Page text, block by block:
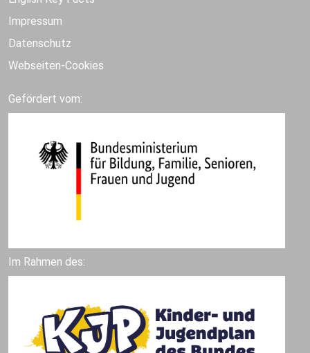
Impressum
Datenschutz
Webseiten-Cookies
Gefördert vom:
Im Rahmen des: